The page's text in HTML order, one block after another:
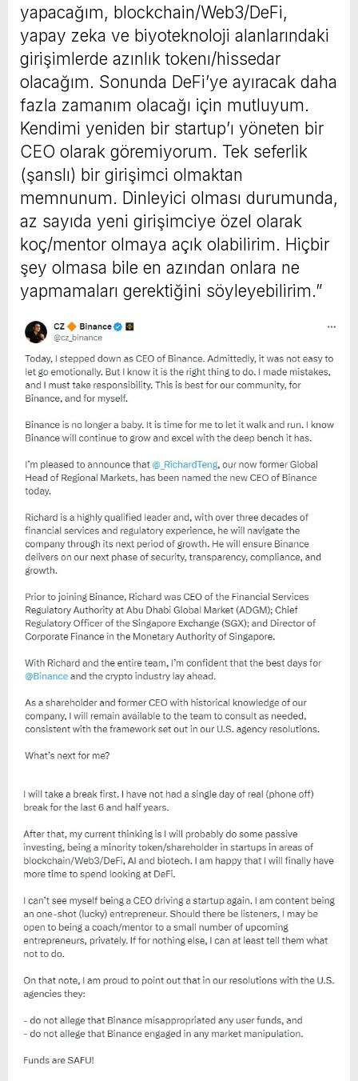
yapacağım, blockchain/Web3/DeFi,
yapay zeka ve biyoteknoloji alanlarındaki
girişimlerde azınlık tokenı/hissedar
olacağım. Sonunda DeFi’ye ayıracak daha
fazla zamanım olacağı için mutluyum.
Kendimi yeniden bir startup’ı yöneten bir
CEO olarak göremiyorum. Tek seferlik
(şanslı) bir girişimci olmaktan
memnunum. Dinleyici olması durumunda,
az sayıda yeni girişimciye özel olarak
koç/mentor olmaya açık olabilirim. Hiçbir
şey olmasa bile en azından onlara ne
yapmamaları gerektiğini söyleyebilirim.”